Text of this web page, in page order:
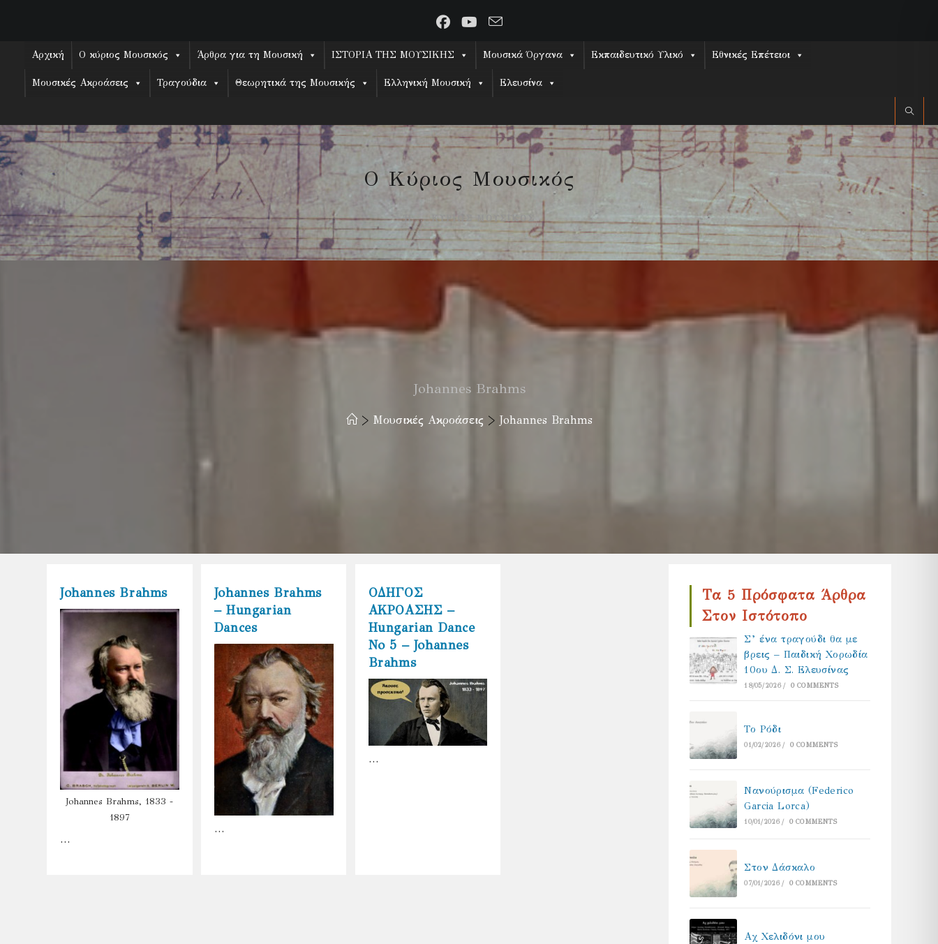
Αρχική
Ο κύριος Μουσικός Άρθρα για τη Μουσική ΙΣΤΟΡΙΑ ΤΗΣ ΜΟΥΣΙΚΗΣ Μουσικά Όργανα Εκπαιδευτικό Υλικό Εθνικές Επέτειοι
Μουσικές Ακροάσεις Τραγούδια Θεωρητικά της Μουσικής Ελληνική Μουσική Ελευσίνα
Ο Κύριος Μουσικός
Ή ... ΚΥΡΊΩΣ ΜΟΥΣΙΚΌΣ
Johannes Brahms
> Μουσικές Ακροάσεις > Johannes Brahms
Johannes Brahms
Johannes Brahms, 1833 -
1897
…
Johannes Brahms
– Hungarian
Dances
…
ΟΔΗΓΟΣ
ΑΚΡΟΑΣΗΣ –
Hungarian Dance
No 5 – Johannes
Brahms
…
Τα 5 Πρόσφατα Άρθρα
Στον Ιστότοπο
Σ’ ένα τραγούδι θα με
βρεις – Παιδική Χορωδία
10ου Δ. Σ. Ελευσίνας
18/05/2026 / 0 COMMENTS
Το Ρόδι
01/02/2026 / 0 COMMENTS
Νανούρισμα (Federico
Garcia Lorca)
10/01/2026 / 0 COMMENTS
Στον Δάσκαλο
07/01/2026 / 0 COMMENTS
Αχ Χελιδόνι μου